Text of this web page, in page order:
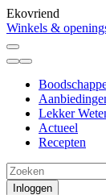
Ekovriend
Winkels &
Lekker
Actueel
Recepten
Inloggen